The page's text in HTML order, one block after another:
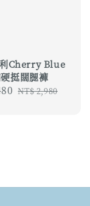
Cherry Blue
挺闊腿褲
Regular
NT$ 2,980